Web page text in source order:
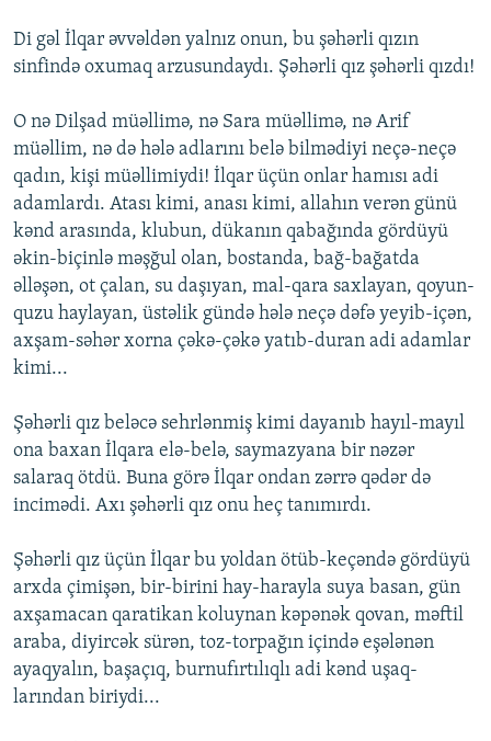
Di gəl İlqar əvvəldən yalnız onun, bu şəhərli qızın
sinfində oxumaq arzusundaydı. Şəhərli qız şəhərli qızdı!
O nə Dilşad müəllimə, nə Sara müəllimə, nə Arif
müəllim, nə də hələ adlarını belə bilmədiyi neçə-neçə
qadın, kişi müəllimiydi! İlqar üçün onlar hamısı adi
adamlardı. Atası kimi, anası kimi, allahın verən günü
kənd arasında, klubun, dükanın qabağında gördüyü
əkin-biçinlə məşğul olan, bostanda, bağ-bağatda
əlləşən, ot çalan, su daşıyan, mal-qara saxlayan, qoyun-
quzu haylayan, üstəlik gündə hələ neçə dəfə yeyib-içən,
axşam-səhər xorna çəkə-çəkə yatıb-duran adi adamlar
kimi...
Şəhərli qız beləcə sehrlənmiş kimi dayanıb hayıl-mayıl
ona baxan İlqara elə-belə, saymazyana bir nəzər
salaraq ötdü. Buna görə İlqar ondan zərrə qədər də
incimədi. Axı şəhərli qız onu heç tanımırdı.
Şəhərli qız üçün İlqar bu yoldan ötüb-keçəndə gördüyü
arxda çimişən, bir-birini hay-harayla suya basan, gün
axşamacan qaratikan koluynan kəpənək qovan, məftil
araba, diyircək sürən, toz-torpağın içində eşələnən
ayaqyalın, başaçıq, burnufırtılıqlı adi kənd uşaq-
larından biriydi...